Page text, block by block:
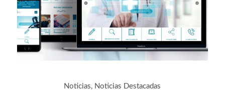
Noticias, Noticias Destacadas